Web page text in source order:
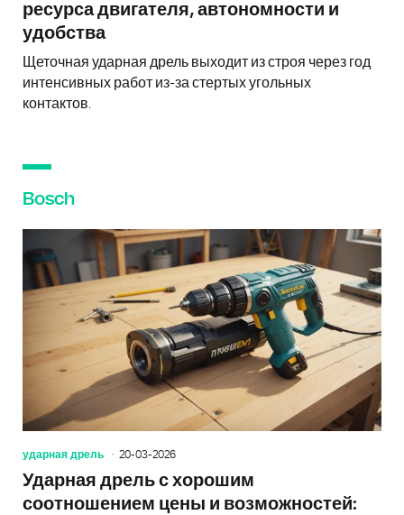
ресурса двигателя, автономности и
удобства
Щеточная ударная дрель выходит из строя через год
интенсивных работ из-за стертых угольных
контактов.
Bosch
ударная дрель 20-03-2026
Ударная дрель с хорошим
соотношением цены и возможностей: